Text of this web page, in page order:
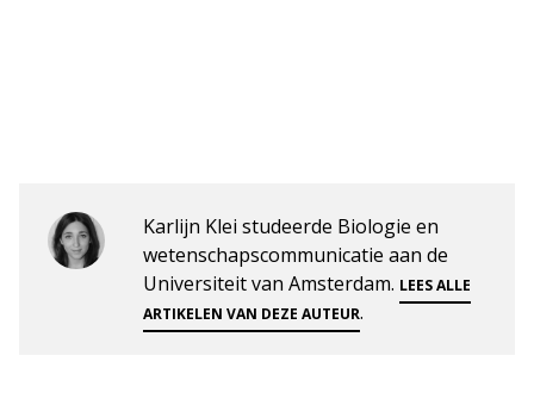
Karlijn Klei studeerde Biologie en
wetenschapscommunicatie aan de
Universiteit van Amsterdam. LEES ALLE
ARTIKELEN VAN DEZE AUTEUR.